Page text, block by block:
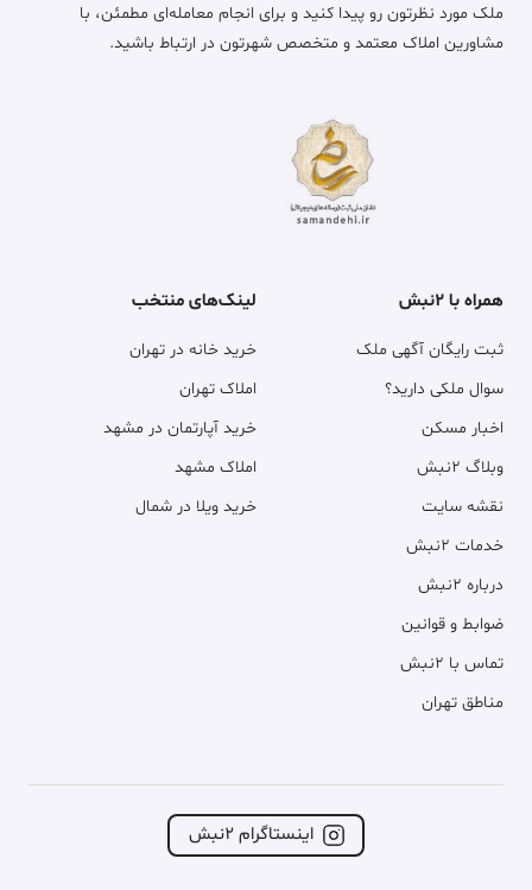
ملک مورد نظرتون رو پیدا کنید و برای انجام معامله‌ای مطمئن، با
مشاورین املاک معتمد و متخصص شهرتون در ارتباط باشید.
همراه با ۲نبش
ثبت رایگان آگهی ملک
سوال ملکی دارید؟
اخبار مسکن
وبلاگ ۲نبش
نقشه سایت
خدمات ۲نبش
درباره ۲نبش
ضوابط و قوانین
تماس با ۲نبش
مناطق تهران
لینک‌های منتخب
خرید خانه در تهران
املاک تهران
خرید آپارتمان در مشهد
املاک مشهد
خرید ویلا در شمال
اینستاگرام ۲نبش